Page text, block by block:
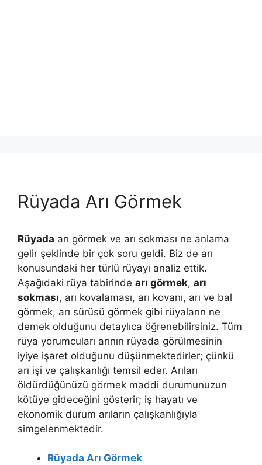
Rüyada Arı Görmek
Rüyada arı görmek ve arı sokması ne anlama
gelir şeklinde bir çok soru geldi. Biz de arı
konusundaki her türlü rüyayı analiz ettik.
Aşağıdaki rüya tabirinde arı görmek, arı
sokması, arı kovalaması, arı kovanı, arı ve bal
görmek, arı sürüsü görmek gibi rüyaların ne
demek olduğunu detaylıca öğrenebilirsiniz. Tüm
rüya yorumcuları arının rüyada görülmesinin
iyiye işaret olduğunu düşünmektedirler; çünkü
arı işi ve çalışkanlığı temsil eder. Arıları
öldürdüğünüzü görmek maddi durumunuzun
kötüye gideceğini gösterir; iş hayatı ve
ekonomik durum arıların çalışkanlığıyla
simgelenmektedir.
Rüyada Arı Görmek